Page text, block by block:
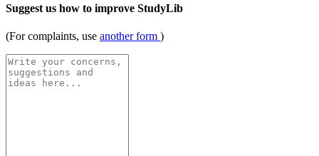
Suggest us how to improve StudyLib
(For complaints, use another form )